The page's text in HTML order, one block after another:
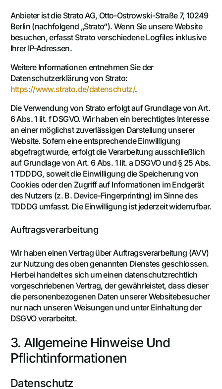
Anbieter ist die Strato AG, Otto-Ostrowski-Straße 7, 10249
Berlin (nachfolgend „Strato“). Wenn Sie unsere Website
besuchen, erfasst Strato verschiedene Logfiles inklusive
Ihrer IP-Adressen.
Weitere Informationen entnehmen Sie der
Datenschutzerklärung von Strato:
https://www.strato.de/datenschutz/.
Die Verwendung von Strato erfolgt auf Grundlage von Art.
6 Abs. 1 lit. f DSGVO. Wir haben ein berechtigtes Interesse
an einer möglichst zuverlässigen Darstellung unserer
Website. Sofern eine entsprechende Einwilligung
abgefragt wurde, erfolgt die Verarbeitung ausschließlich
auf Grundlage von Art. 6 Abs. 1 lit. a DSGVO und § 25 Abs.
1 TDDDG, soweit die Einwilligung die Speicherung von
Cookies oder den Zugriff auf Informationen im Endgerät
des Nutzers (z. B. Device-Fingerprinting) im Sinne des
TDDDG umfasst. Die Einwilligung ist jederzeit widerrufbar.
Auftragsverarbeitung
Wir haben einen Vertrag über Auftragsverarbeitung (AVV)
zur Nutzung des oben genannten Dienstes geschlossen.
Hierbei handelt es sich um einen datenschutzrechtlich
vorgeschriebenen Vertrag, der gewährleistet, dass dieser
die personenbezogenen Daten unserer Websitebesucher
nur nach unseren Weisungen und unter Einhaltung der
DSGVO verarbeitet.
3. Allgemeine Hinweise Und
Pflicht­informationen
Datenschutz